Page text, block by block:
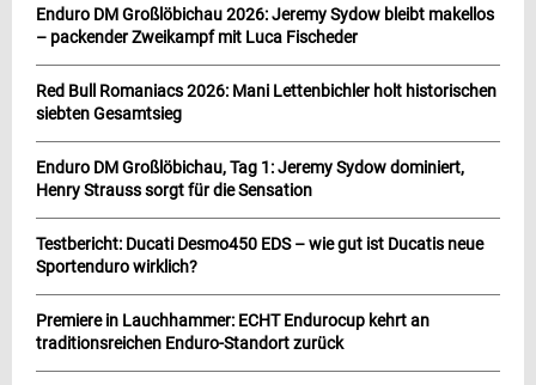
Enduro DM Großlöbichau 2026: Jeremy Sydow bleibt makellos
– packender Zweikampf mit Luca Fischeder
Red Bull Romaniacs 2026: Mani Lettenbichler holt historischen
siebten Gesamtsieg
Enduro DM Großlöbichau, Tag 1: Jeremy Sydow dominiert,
Henry Strauss sorgt für die Sensation
Testbericht: Ducati Desmo450 EDS – wie gut ist Ducatis neue
Sportenduro wirklich?
Premiere in Lauchhammer: ECHT Endurocup kehrt an
traditionsreichen Enduro-Standort zurück